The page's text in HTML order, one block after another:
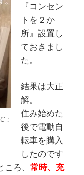
：
『コンセン
トを２か
所』設置し
ておきまし
た。
結果は大正
解。
住み始めた
後で電動自
転車を購入
したのです
ろ、 常時、充